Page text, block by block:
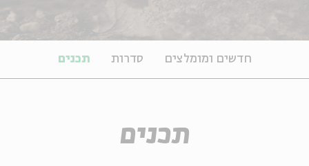
חדשים ומומלצים סדרות תכנים
תכנים